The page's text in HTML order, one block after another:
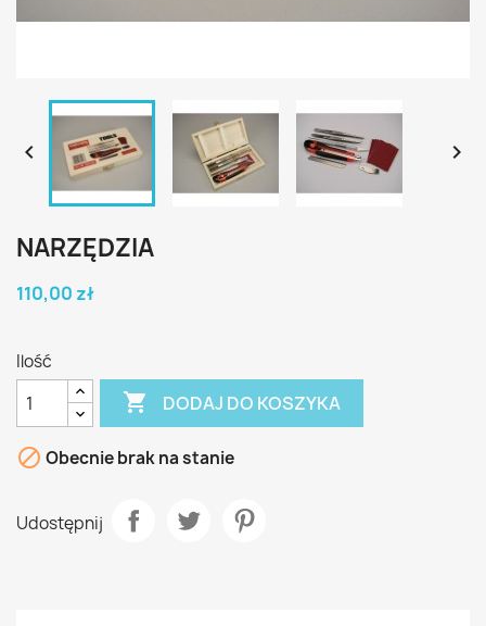
 
NARZĘDZIA
110,00 zł
Ilość
 DODAJ DO KOSZYKA
 Obecnie brak na stanie
Udostępnij